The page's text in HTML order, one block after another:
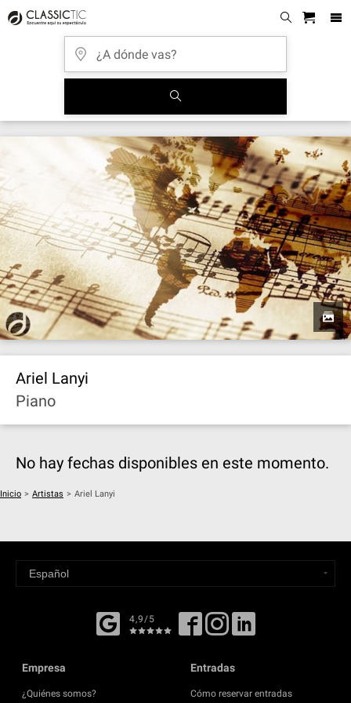
Ariel Lanyi
Piano
No hay fechas disponibles en este momento.
Inicio > Artistas > Ariel Lanyi
4,9/5
Empresa
¿Quiénes somos?
Entradas
Cómo reservar entradas